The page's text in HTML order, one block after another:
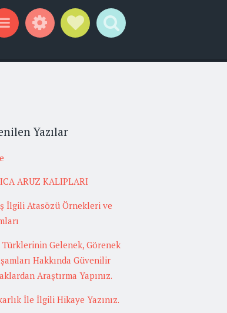
Yazılar
ARUZ KALIPLARI
İlgili Atasözü Örnekleri ve
Türklerinin Gelenek, Görenek
Hakkında Güvenilir
Araştırma Yapınız.
İle İlgili Hikaye Yazınız.